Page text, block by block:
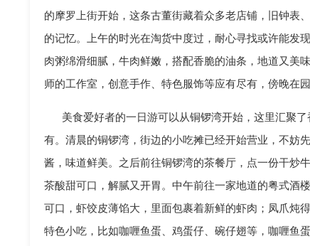
的摩罗上街开始，这条古董街藏着众多老店铺，旧钟表
的记忆。上午的时光在淘货中度过，耐心寻找或许能发
肉粥绵滑细腻，牛肉鲜嫩，搭配香脆的油条，地道又美
师的工作室，创意手作、特色服饰等应有尽有，傍晚在
美食爱好者的一日游可以从铜锣湾开始，这里汇聚
有。清晨的铜锣湾，街边的小吃摊已经开始营业，不妨
酱，味道鲜美。之后前往铜锣湾的茶餐厅，点一份干炒
茶酸甜可口，解腻又开胃。中午前往一家地道的粤式酒
可口，虾饺皮薄馅大，里面包裹着新鲜的虾肉；凤爪炖
特色小吃，比如咖喱鱼蛋、鸡蛋仔、碗仔翅等，咖喱鱼